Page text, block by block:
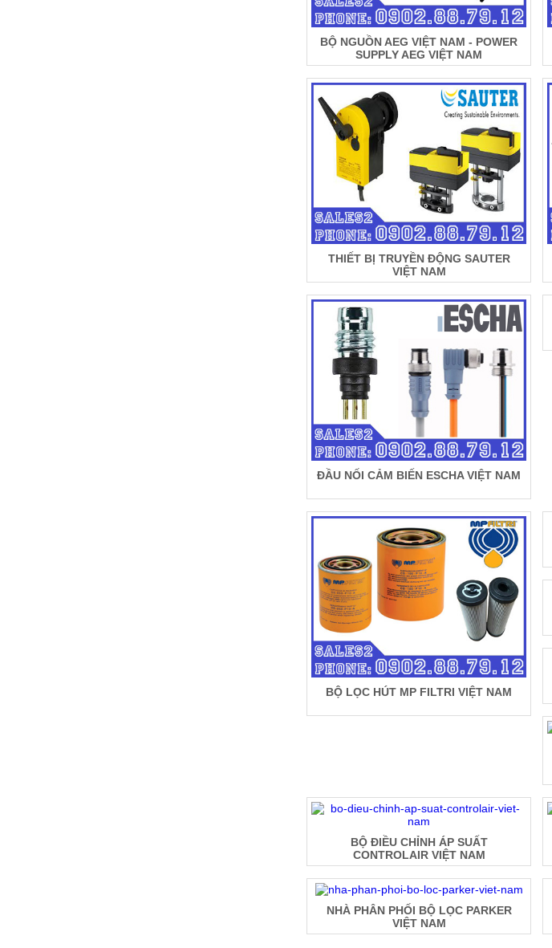
BỘ NGUỒN AEG VIỆT NAM - POWER
SUPPLY AEG VIỆT NAM
THIẾT BỊ TRUYỀN ĐỘNG SAUTER
VIỆT NAM
ĐẦU NỐI CẢM BIẾN ESCHA VIỆT NAM
BỘ LỌC HÚT MP FILTRI VIỆT NAM
BỘ ĐIỀU CHỈNH ÁP SUẤT
CONTROLAIR VIỆT NAM
NHÀ PHÂN PHỐI BỘ LỌC PARKER
VIỆT NAM